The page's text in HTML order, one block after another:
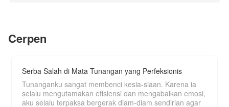
Cerpen
Serba Salah di Mata Tunangan yang Perfeksionis
Tunanganku sangat membenci kesia-siaan. Karena ia
selalu mengutamakan efisiensi dan mengabaikan emosi,
aku selalu terpaksa bergerak diam-diam sendirian agar